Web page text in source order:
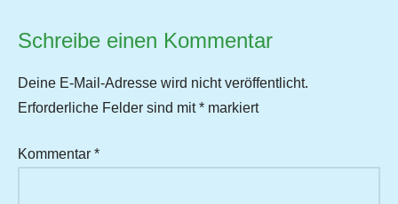
Schreibe einen Kommentar
Deine E-Mail-Adresse wird nicht veröffentlicht.
Erforderliche Felder sind mit* markiert
Kommentar *